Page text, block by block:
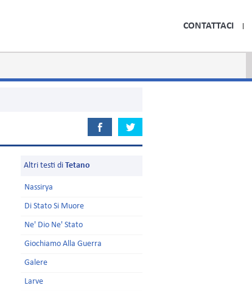
CONTATTACI
Altri testi di Tetano
Nassirya
Di Stato Si Muore
Ne' Dio Ne' Stato
Giochiamo Alla Guerra
Galere
Larve